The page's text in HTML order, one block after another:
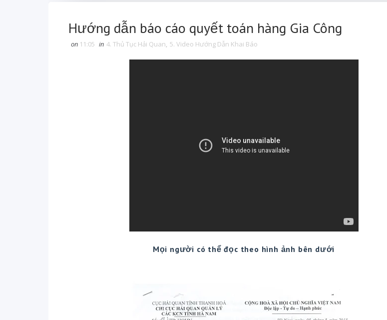
Hướng dẫn báo cáo quyết toán hàng Gia Công
on 11:05 in 4. Thủ Tục Hải Quan, 5. Video Hướng Dẫn Khai Báo
Mọi người có thể đọc theo hình ảnh bên dưới